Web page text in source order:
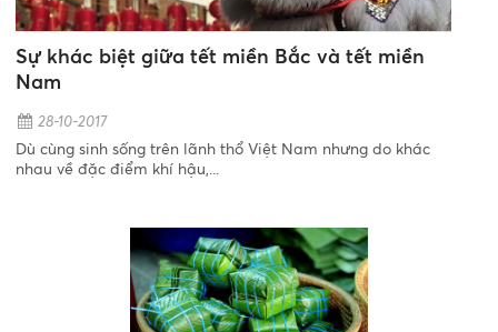
Sự khác biệt giữa tết miền Bắc và tết miền
Nam
28-10-2017
Dù cùng sinh sống trên lãnh thổ Việt Nam nhưng do khác
nhau về đặc điểm khí hậu,...